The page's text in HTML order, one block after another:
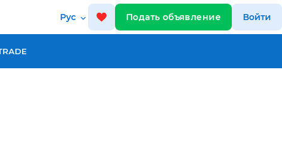
Рус Подать объявление Войти